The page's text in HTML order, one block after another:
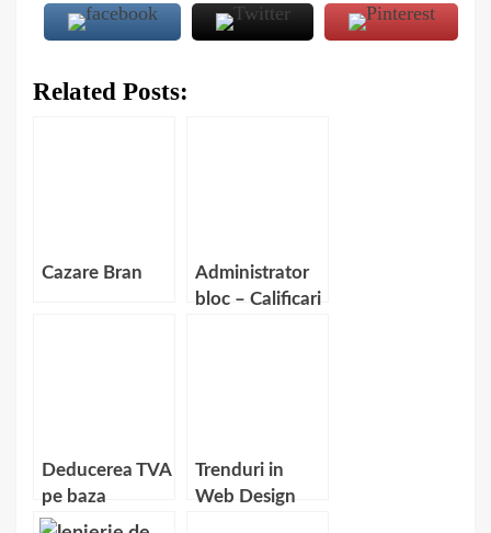
Related Posts:
Cazare Bran
Administrator
bloc – Calificari
Deducerea TVA
pe baza
bonului fiscal
Trenduri in
Web Design